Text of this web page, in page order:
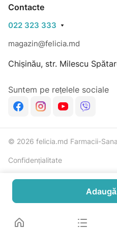
Contacte
022 323 333
magazin@felicia.md
Chișinău, str. Milescu
Suntem pe rețelele sociale
© 2026 felicia.md Farmacii-
Confidențialitate